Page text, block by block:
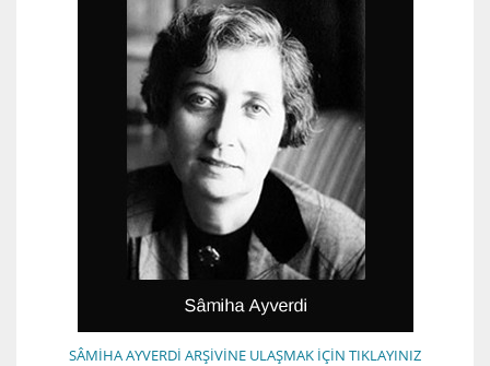
SÂMİHA AYVERDİ ARŞİVİNE ULAŞMAK İÇİN TIKLAYINIZ